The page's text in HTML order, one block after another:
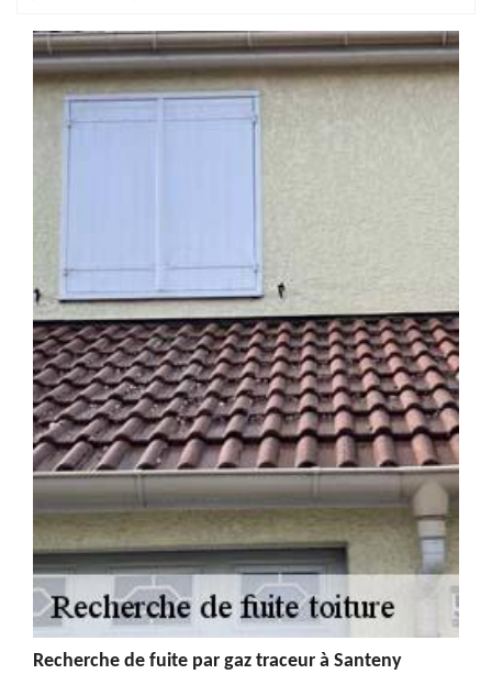
Recherche de fuite par gaz traceur à Santeny